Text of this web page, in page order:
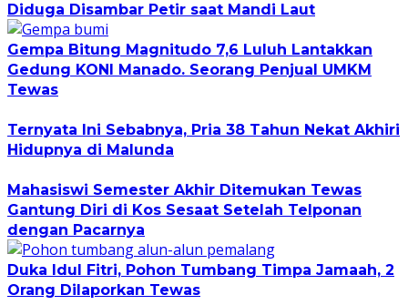
Diduga Disambar Petir saat Mandi Laut
Gempa Bitung Magnitudo 7,6 Luluh Lantakkan
Gedung KONI Manado. Seorang Penjual UMKM
Tewas
Ternyata Ini Sebabnya, Pria 38 Tahun Nekat Akhiri
Hidupnya di Malunda
Mahasiswi Semester Akhir Ditemukan Tewas
Gantung Diri di Kos Sesaat Setelah Telponan
dengan Pacarnya
Duka Idul Fitri, Pohon Tumbang Timpa Jamaah, 2
Orang Dilaporkan Tewas